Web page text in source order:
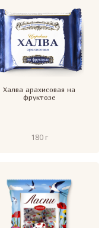
Халва арахисовая на
фруктозе
180 г